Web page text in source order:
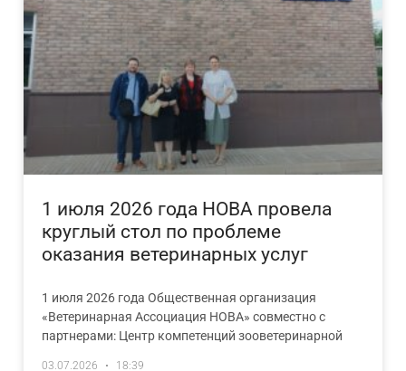
1 июля 2026 года НОВА провела
круглый стол по проблеме
оказания ветеринарных услуг
1 июля 2026 года Общественная организация
«Ветеринарная Ассоциация НОВА» совместно с
партнерами: Центр компетенций зооветеринарной
03.07.2026 18:39